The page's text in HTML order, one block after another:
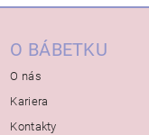
O BÁBETKU
O nás
Kariera
Kontakty